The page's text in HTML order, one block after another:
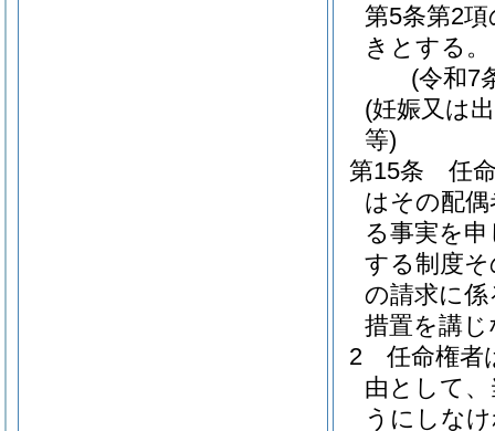
第5条第2
きとする。
(令和7
(妊娠又は
等)
第15条
任
はその配
る事実を
する制度
の請求に
措置を講
2
任命権者
由として
うにしな